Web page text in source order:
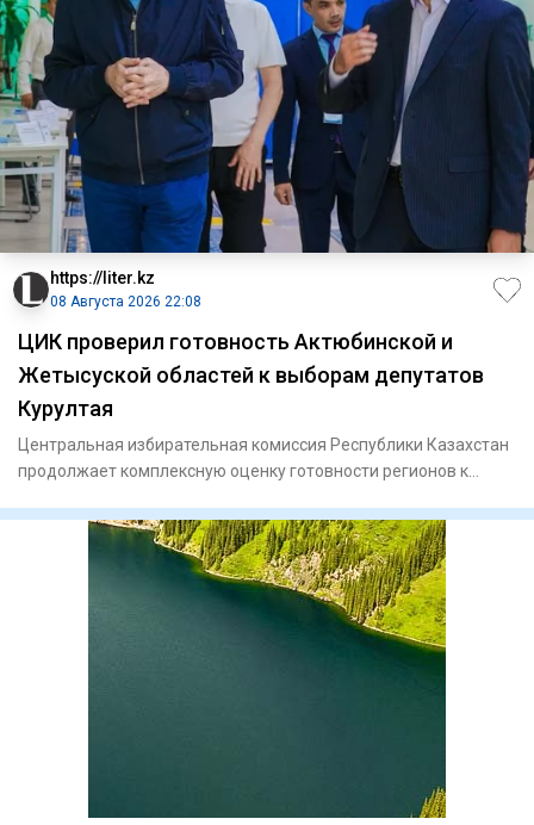
https://liter.kz
08 Августа 2026 22:08
ЦИК проверил готовность Актюбинской и
Жетысуской областей к выборам депутатов
Курултая
Центральная избирательная комиссия Республики Казахстан
продолжает комплексную оценку готовности регионов к